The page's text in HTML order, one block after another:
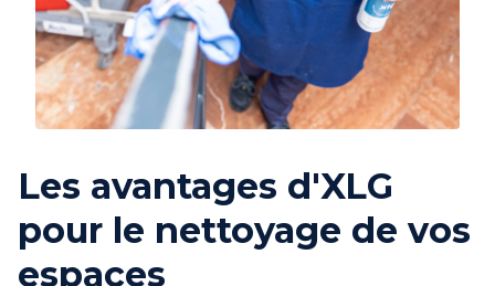
Les avantages d'XLG
pour le nettoyage de vos
espaces